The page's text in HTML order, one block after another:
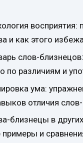
восприятия:
и как этого
слов-близнецов:
по различиям и
ума:
отличия
близнецы в
примеры и